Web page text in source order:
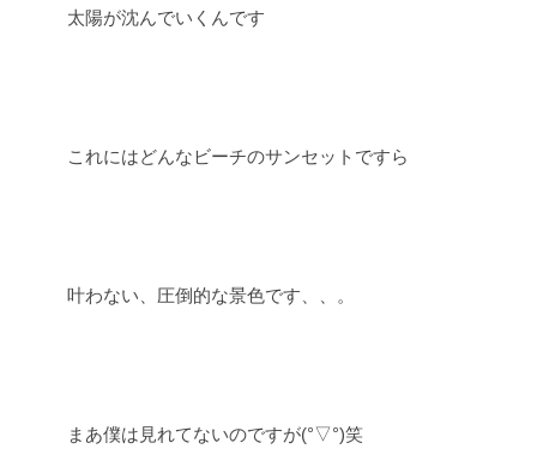
太陽が沈んでいくんです
これにはどんなビーチのサンセットですら
叶わない、圧倒的な景色です、、。
まあ僕は見れてないのですが(°▽°)笑